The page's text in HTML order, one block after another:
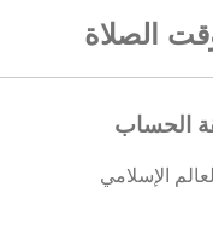
الصلاة
الحساب
الإسلامي